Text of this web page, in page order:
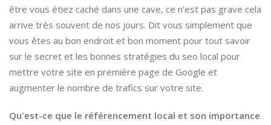
être vous étiez caché dans une cave, ce n'est pas grave cela
arrive très souvent de nos jours. Dit vous simplement que
vous êtes au bon endroit et bon moment pour tout savoir
sur le secret et les bonnes stratégies du seo local pour
mettre votre site en première page de Google et
augmenter le nombre de trafics sur votre site.
Qu'est-ce que le référencement local et son importance